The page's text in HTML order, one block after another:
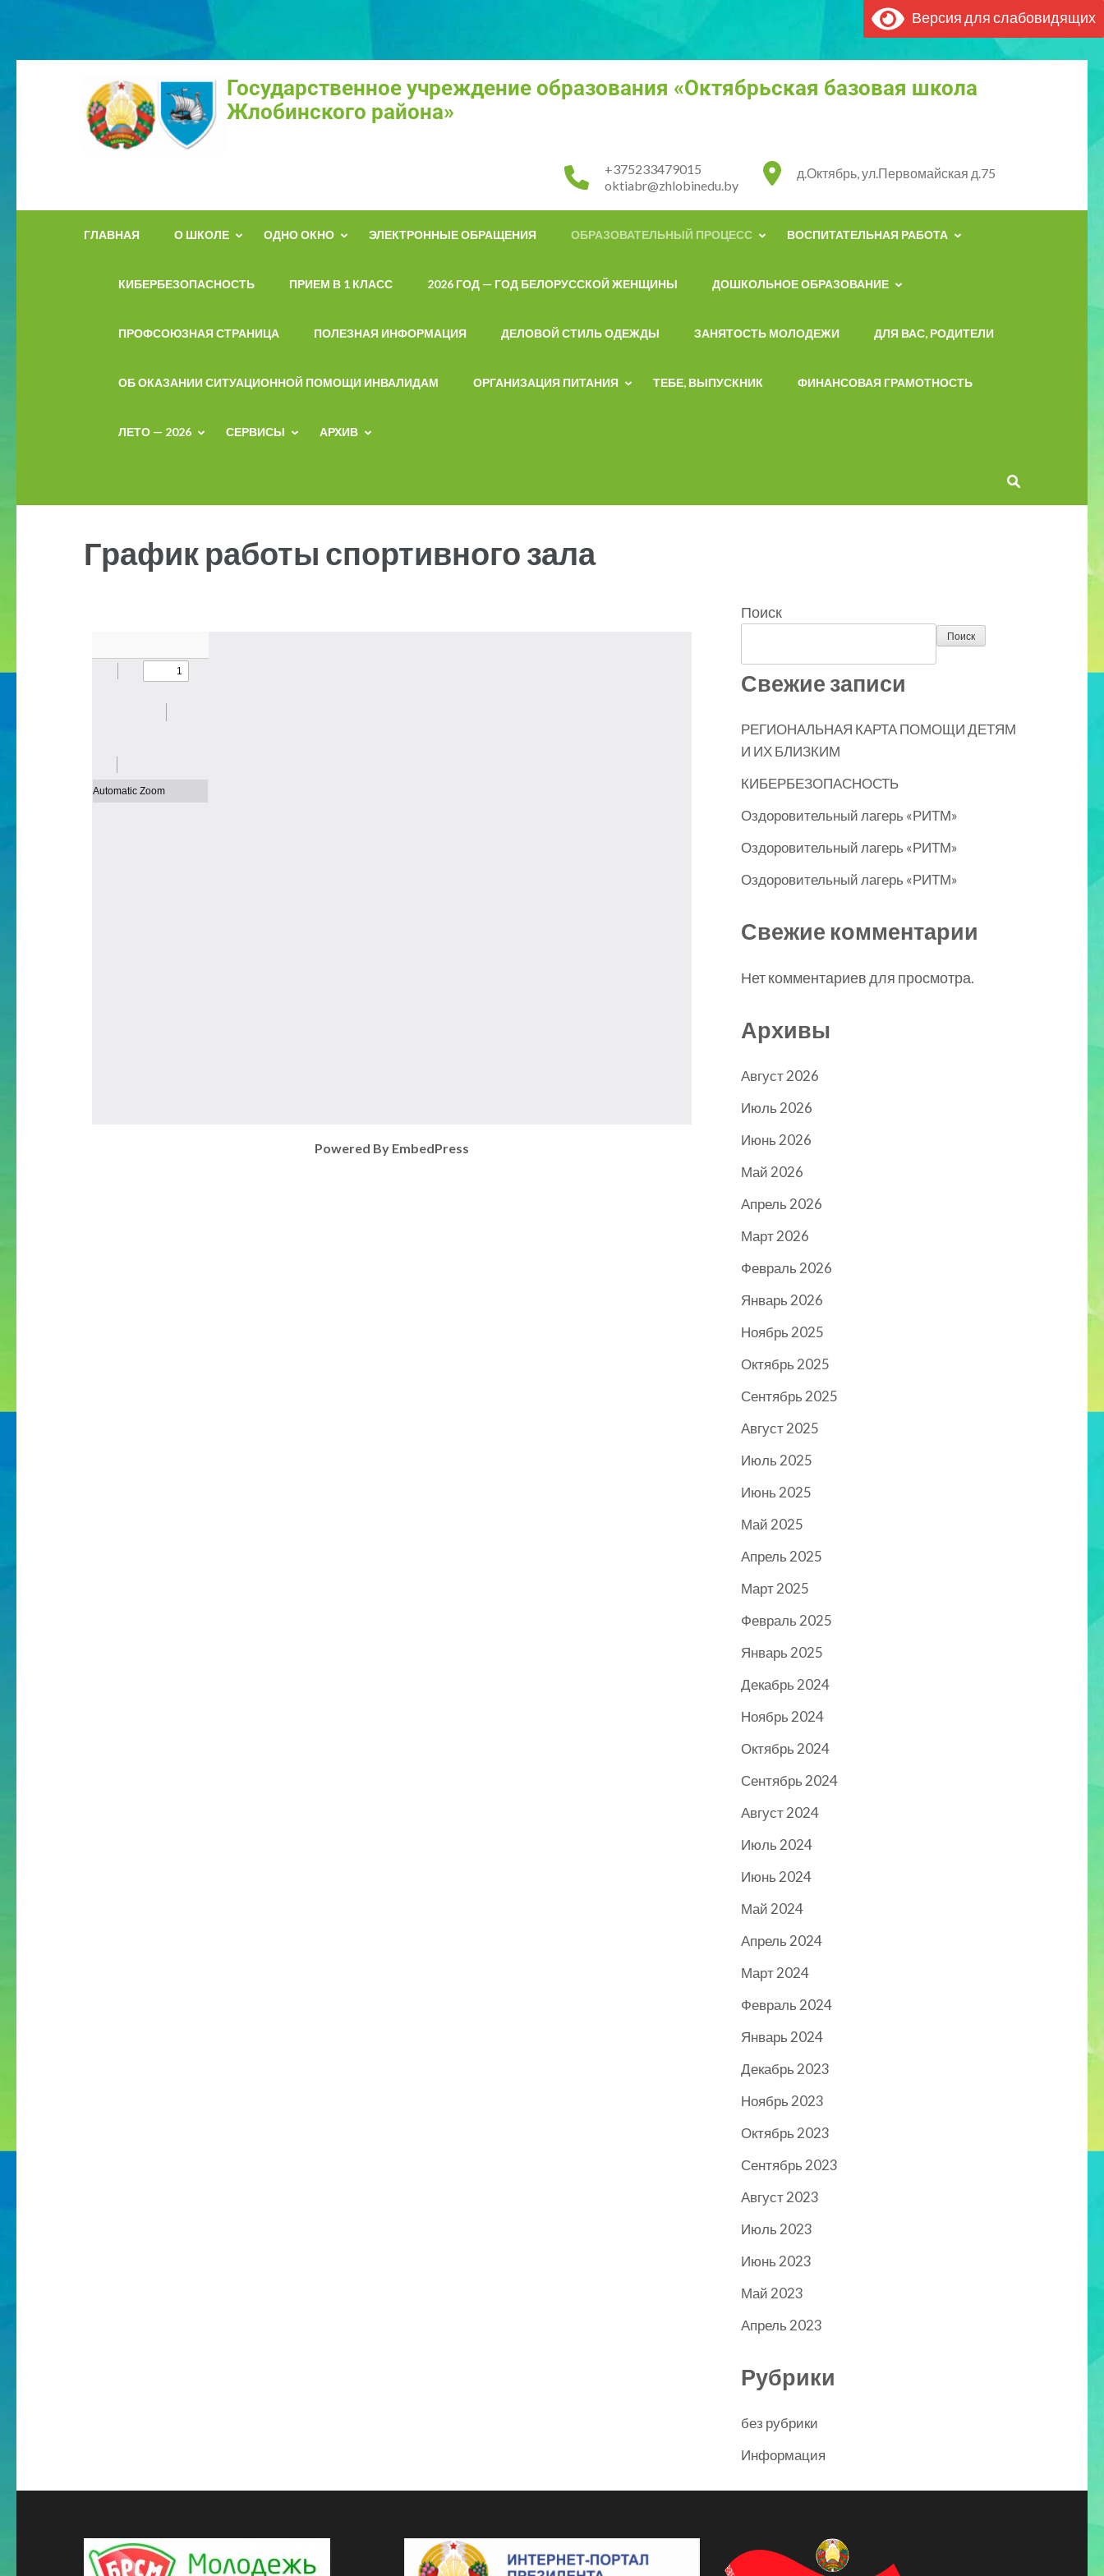
Версия для слабовидящих
Государственное учреждение образования «Октябрьская базовая школа
Жлобинского района»
д.Октябрь, ул.Первомайская д.75
+375233479015
oktiabr@zhlobinedu.by
ГЛАВНАЯ О ШКОЛЕ ОДНО ОКНО ЭЛЕКТРОННЫЕ ОБРАЩЕНИЯ ОБРАЗОВАТЕЛЬНЫЙ ПРОЦЕСС ВОСПИТАТЕЛЬНАЯ РАБОТА
КИБЕРБЕЗОПАСНОСТЬ ПРИЕМ В 1 КЛАСС 2026 ГОД — ГОД БЕЛОРУССКОЙ ЖЕНЩИНЫ ДОШКОЛЬНОЕ ОБРАЗОВАНИЕ
ПРОФСОЮЗНАЯ СТРАНИЦА ПОЛЕЗНАЯ ИНФОРМАЦИЯ ДЕЛОВОЙ СТИЛЬ ОДЕЖДЫ ЗАНЯТОСТЬ МОЛОДЕЖИ ДЛЯ ВАС, РОДИТЕЛИ
ОБ ОКАЗАНИИ СИТУАЦИОННОЙ ПОМОЩИ ИНВАЛИДАМ ОРГАНИЗАЦИЯ ПИТАНИЯ ТЕБЕ, ВЫПУСКНИК ФИНАНСОВАЯ ГРАМОТНОСТЬ
ЛЕТО — 2026 СЕРВИСЫ АРХИВ
График работы спортивного зала
Powered By EmbedPress
Поиск
Поиск
Свежие записи
РЕГИОНАЛЬНАЯ КАРТА ПОМОЩИ ДЕТЯМ
И ИХ БЛИЗКИМ
КИБЕРБЕЗОПАСНОСТЬ
Оздоровительный лагерь «РИТМ»
Оздоровительный лагерь «РИТМ»
Оздоровительный лагерь «РИТМ»
Свежие комментарии
Нет комментариев для просмотра.
Архивы
Август 2026
Июль 2026
Июнь 2026
Май 2026
Апрель 2026
Март 2026
Февраль 2026
Январь 2026
Ноябрь 2025
Октябрь 2025
Сентябрь 2025
Август 2025
Июль 2025
Июнь 2025
Май 2025
Апрель 2025
Март 2025
Февраль 2025
Январь 2025
Декабрь 2024
Ноябрь 2024
Октябрь 2024
Сентябрь 2024
Август 2024
Июль 2024
Июнь 2024
Май 2024
Апрель 2024
Март 2024
Февраль 2024
Январь 2024
Декабрь 2023
Ноябрь 2023
Октябрь 2023
Сентябрь 2023
Август 2023
Июль 2023
Июнь 2023
Май 2023
Апрель 2023
Рубрики
без рубрики
Информация